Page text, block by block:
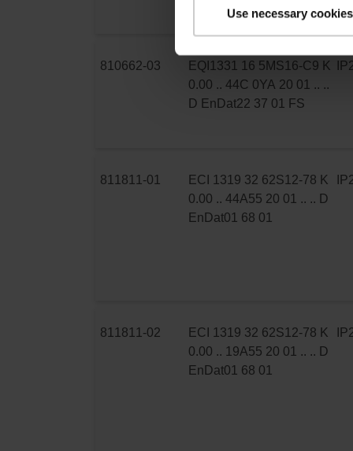
Use necessary
810662-03
EQI1331 16 5MS16-C9 K
0.00 .. 44C 0YA 20 01 .. ..
D EnDat22 37 01 FS
811811-01
ECI 1319 32 62S12-78 K
0.00 .. 44A55 20 01 .. .. D
EnDat01 68 01
811811-02
ECI 1319 32 62S12-78 K
0.00 .. 19A55 20 01 .. .. D
EnDat01 68 01